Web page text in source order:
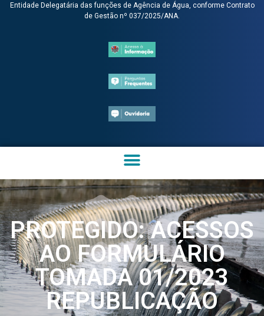
Entidade Delegatária das funções de Agência de Água, conforme Contrato
de Gestão nº 037/2025/ANA.
PROTEGIDO: ACESSOS
AO FORMULÁRIO
TOMADA 01/2023
REPUBLICAÇÃO